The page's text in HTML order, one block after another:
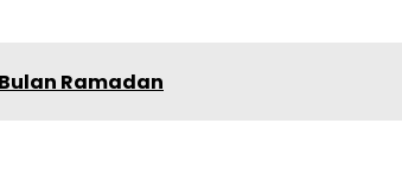
Ramadan